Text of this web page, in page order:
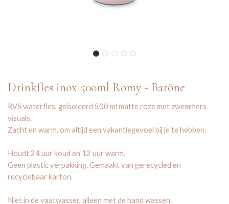
Drinkfles inox 500ml Romy - Baröne
RVS waterfles, geïsoleerd 500 ml matte roze met zwemmers
visuals.
Zacht en warm, om altijd een vakantiegevoel bij je te hebben.
Houdt 24 uur koud en 12 uur warm.
Geen plastic verpakking. Gemaakt van gerecycled en
recyclebaar karton.
Niet in de vaatwasser, alleen met de hand wassen.